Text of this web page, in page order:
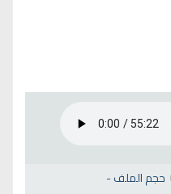
-حجم الملف